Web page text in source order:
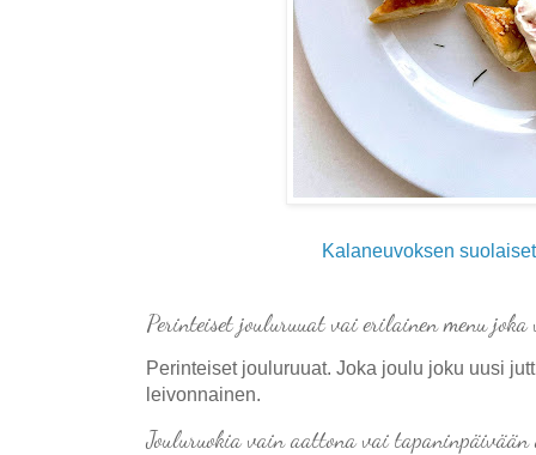
Kalaneuvoksen
Perinteiset jouluruuat vai erilainen menu
Perinteiset jouluruuat. Joka joulu joku uusi
leivonnainen.
Jouluruokia vain aattona vai